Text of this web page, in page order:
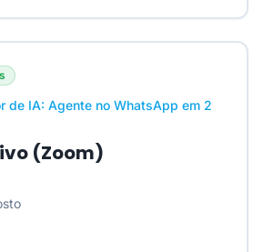
de IA: Agente no WhatsApp em 2
(Zoom)